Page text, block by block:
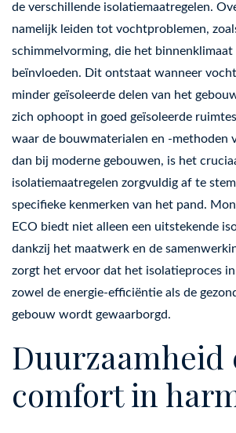
de verschillende isolatiemaatregelen.
namelijk leiden tot vochtproblemen,
schimmelvorming, die het binnenklimaat
beïnvloeden. Dit ontstaat wanneer
minder geïsoleerde delen van het
zich ophoopt in goed geïsoleerde
waar de bouwmaterialen en -methoden
dan bij moderne gebouwen, is het
isolatiemaatregelen zorgvuldig af te
specifieke kenmerken van het pand.
ECO biedt niet alleen een uitstekende
dankzij het maatwerk en de
zorgt het ervoor dat het isolatieproces
zowel de energie-efficiëntie als de
gebouw wordt gewaarborgd.
Duurzaamheid
comfort in